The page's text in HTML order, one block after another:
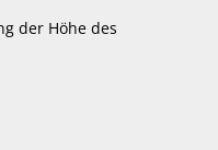
der Höhe des